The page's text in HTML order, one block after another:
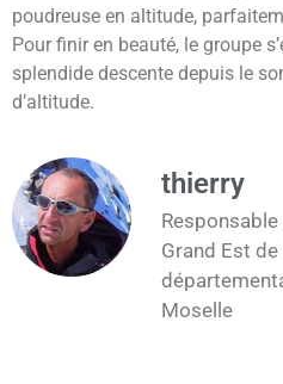
poudreuse en altitude,
Pour finir en beauté, le groupe
splendide descente depuis le
d’altitude.
thierry
Grand Est
Moselle